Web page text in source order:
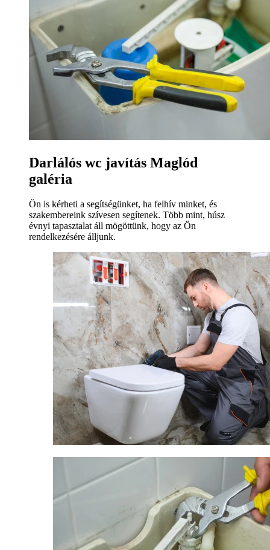
Darlálós wc javítás Maglód
galéria
Ön is kérheti a segítségünket, ha felhív minket, és
szakembereink szívesen segítenek. Több mint, húsz
évnyi tapasztalat áll mögöttünk, hogy az Ön
rendelkezésére álljunk.